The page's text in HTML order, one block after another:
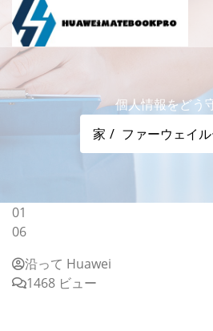
個人情報をどう
家 ファーウェイ
01
06
沿って Huawei
1468 ビュー